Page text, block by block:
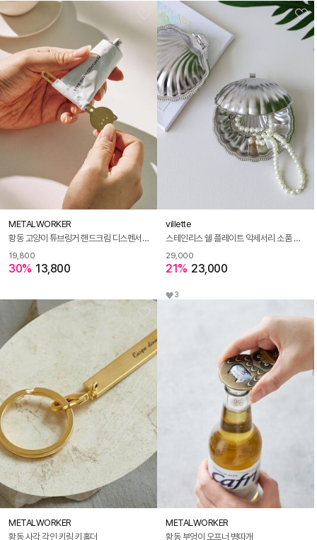
METALWORKER
황동 고양이 튜브링거 핸드크림 디스펜서 치약짜개
19,800
30% 13,800
villette
스테인리스 쉘 플레이트 악세서리 소품 실버 트레이
29,000
21% 23,000
3
METALWORKER
황동 사각 각인 키링 키홀더
METALWORKER
황동 부엉이 오프너 병따개